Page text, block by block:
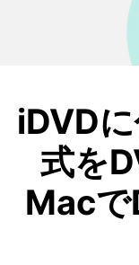
iDVD
式を
Macで